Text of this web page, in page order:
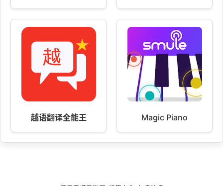
越语翻译全能王 Magic Piano